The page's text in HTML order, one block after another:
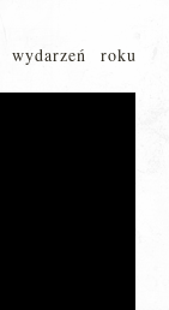
wydarzeń roku